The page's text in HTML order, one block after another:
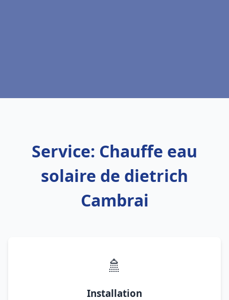
Service: Chauffe eau
solaire de dietrich
Cambrai
🚿
Installation